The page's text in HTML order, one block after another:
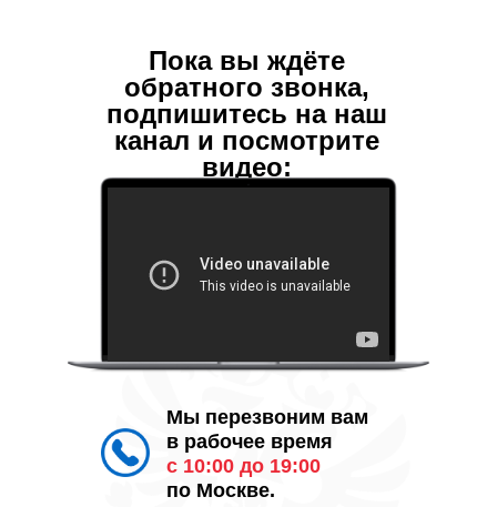
Пока вы ждёте
обратного звонка,
подпишитесь на наш
канал и посмотрите
видео:
Мы перезвоним вам
в рабочее время
с 10:00 до 19:00
по Москве.